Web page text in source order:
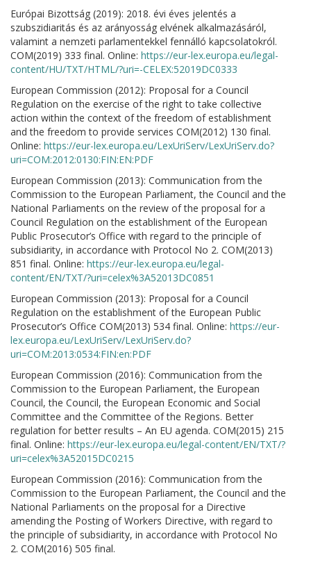
Európai Bizottság (2019): 2018. évi éves jelentés a
szubszidiaritás és az arányosság elvének alkalmazásáról,
valamint a nemzeti parlamentekkel fennálló kapcsolatokról.
COM(2019) 333 final. Online: https://eur-lex.europa.eu/legal-
content/HU/TXT/HTML/?uri=-CELEX:52019DC0333
European Commission (2012): Proposal for a Council
Regulation on the exercise of the right to take collective
action within the context of the freedom of establishment
and the freedom to provide services COM(2012) 130 final.
Online: https://eur-lex.europa.eu/LexUriServ/LexUriServ.do?
uri=COM:2012:0130:FIN:EN:PDF
European Commission (2013): Communication from the
Commission to the European Parliament, the Council and the
National Parliaments on the review of the proposal for a
Council Regulation on the establishment of the European
Public Prosecutor’s Office with regard to the principle of
subsidiarity, in accordance with Protocol No 2. COM(2013)
851 final. Online: https://eur-lex.europa.eu/legal-
content/EN/TXT/?uri=celex%3A52013DC0851
European Commission (2013): Proposal for a Council
Regulation on the establishment of the European Public
Prosecutor’s Office COM(2013) 534 final. Online: https://eur-
lex.europa.eu/LexUriServ/LexUriServ.do?
uri=COM:2013:0534:FIN:en:PDF
European Commission (2016): Communication from the
Commission to the European Parliament, the European
Council, the Council, the European Economic and Social
Committee and the Committee of the Regions. Better
regulation for better results – An EU agenda. COM(2015) 215
final. Online: https://eur-lex.europa.eu/legal-content/EN/TXT/?
uri=celex%3A52015DC0215
European Commission (2016): Communication from the
Commission to the European Parliament, the Council and the
National Parliaments on the proposal for a Directive
amending the Posting of Workers Directive, with regard to
the principle of subsidiarity, in accordance with Protocol No
2. COM(2016) 505 final.